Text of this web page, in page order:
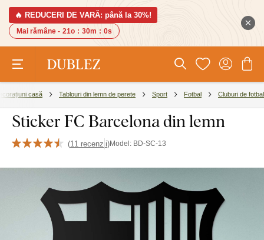
🔥 REDUCERI DE VARĂ: până la 30%!
Mai rămâne - 21o : 29m : 59s
casă Tablouri din lemn de perete Sport Fotbal Cluburi de fotbal
Sticker FC Barcelona din lemn
(11 recenzii)Model: BD-SC-13